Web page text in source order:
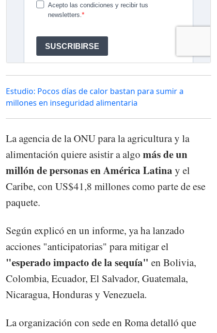
Estudio: Pocos días de calor bastan para sumir a
millones en inseguridad alimentaria
La agencia de la ONU para la agricultura y la
alimentación quiere asistir a algo más de un
millón de personas en América Latina y el
Caribe, con US$41,8 millones como parte de ese
paquete.
Según explicó en un informe, ya ha lanzado
acciones "anticipatorias" para mitigar el
"esperado impacto de la sequía" en Bolivia,
Colombia, Ecuador, El Salvador, Guatemala,
Nicaragua, Honduras y Venezuela.
La organización con sede en Roma detalló que